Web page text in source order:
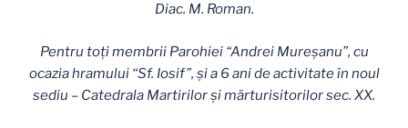
Diac. M. Roman.
Pentru toţi membrii Parohiei “Andrei Mureşanu”, cu
ocazia hramului “Sf. Iosif”, şi a 6 ani de activitate în noul
sediu – Catedrala Martirilor şi mărturisitorilor sec. XX.